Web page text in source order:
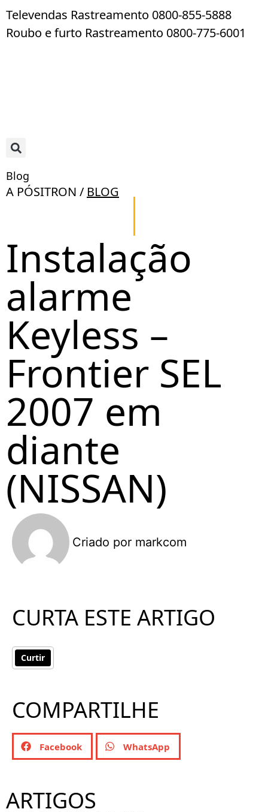
Televendas Rastreamento 0800-855-5888
Roubo e furto Rastreamento 0800-775-6001
Blog
A PÓSITRON / BLOG
Instalação
alarme
Keyless –
Frontier SEL
2007 em
diante
(NISSAN)
Criado por markcom
CURTA ESTE ARTIGO
Curtir
COMPARTILHE
Facebook WhatsApp
ARTIGOS